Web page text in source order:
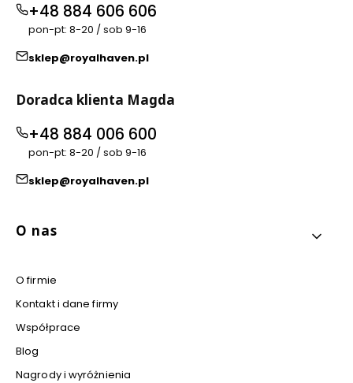
+48 884 606 606
pon-pt: 8-20 / sob 9-16
sklep@royalhaven.pl
Doradca klienta Magda
+48 884 006 600
pon-pt: 8-20 / sob 9-16
sklep@royalhaven.pl
Linki w stopce
O nas
O firmie
Kontakt i dane firmy
Współprace
Blog
Nagrody i wyróżnienia